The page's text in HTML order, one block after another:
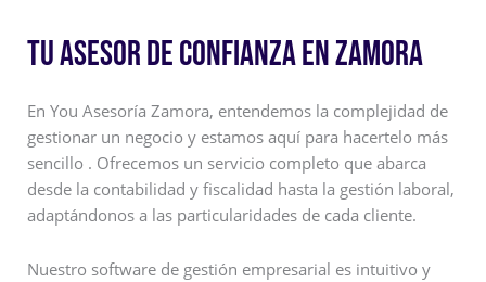
TU ASESOR DE CONFIANZA EN ZAMORA
En You Asesoría Zamora, entendemos la complejidad de
gestionar un negocio y estamos aquí para hacertelo más
sencillo . Ofrecemos un servicio completo que abarca
desde la contabilidad y fiscalidad hasta la gestión laboral,
adaptándonos a las particularidades de cada cliente.
Nuestro software de gestión empresarial es intuitivo y